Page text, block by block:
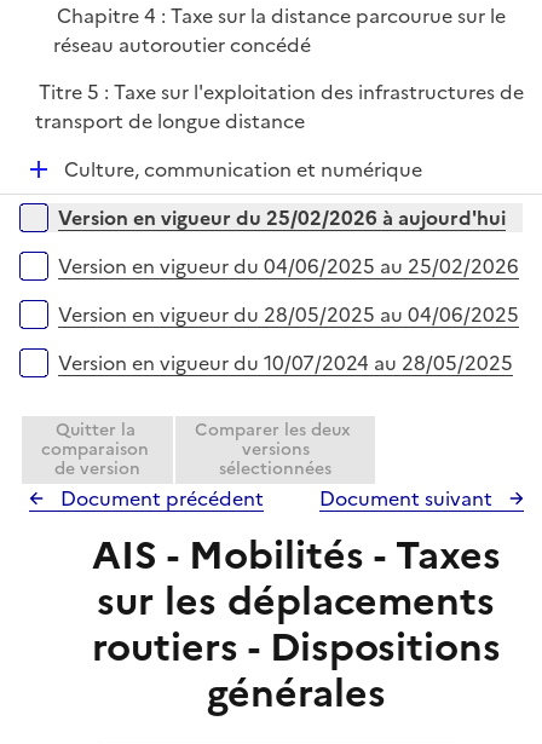
rl
i
e
r
Chapitre 4 : Taxe sur la distance parcourue sur le
réseau autoroutier concédé
Titre 5 : Taxe sur l'exploitation des infrastructures de
transport de longue distance
D
é
p
e
Culture, communication et numérique
Versions sur la période
Version en vigueur du 25/02/2026 à aujourd'hui
Version en vigueur du 04/06/2025 au 25/02/2026
Version en vigueur du 28/05/2025 au 04/06/2025
Version en vigueur du 10/07/2024 au 28/05/2025
Quitter la
comparaison
de version
Comparer les deux
versions
sélectionnées
Document précédent Document suivant
AIS - Mobilités - Taxes
sur les déplacements
routiers - Dispositions
générales